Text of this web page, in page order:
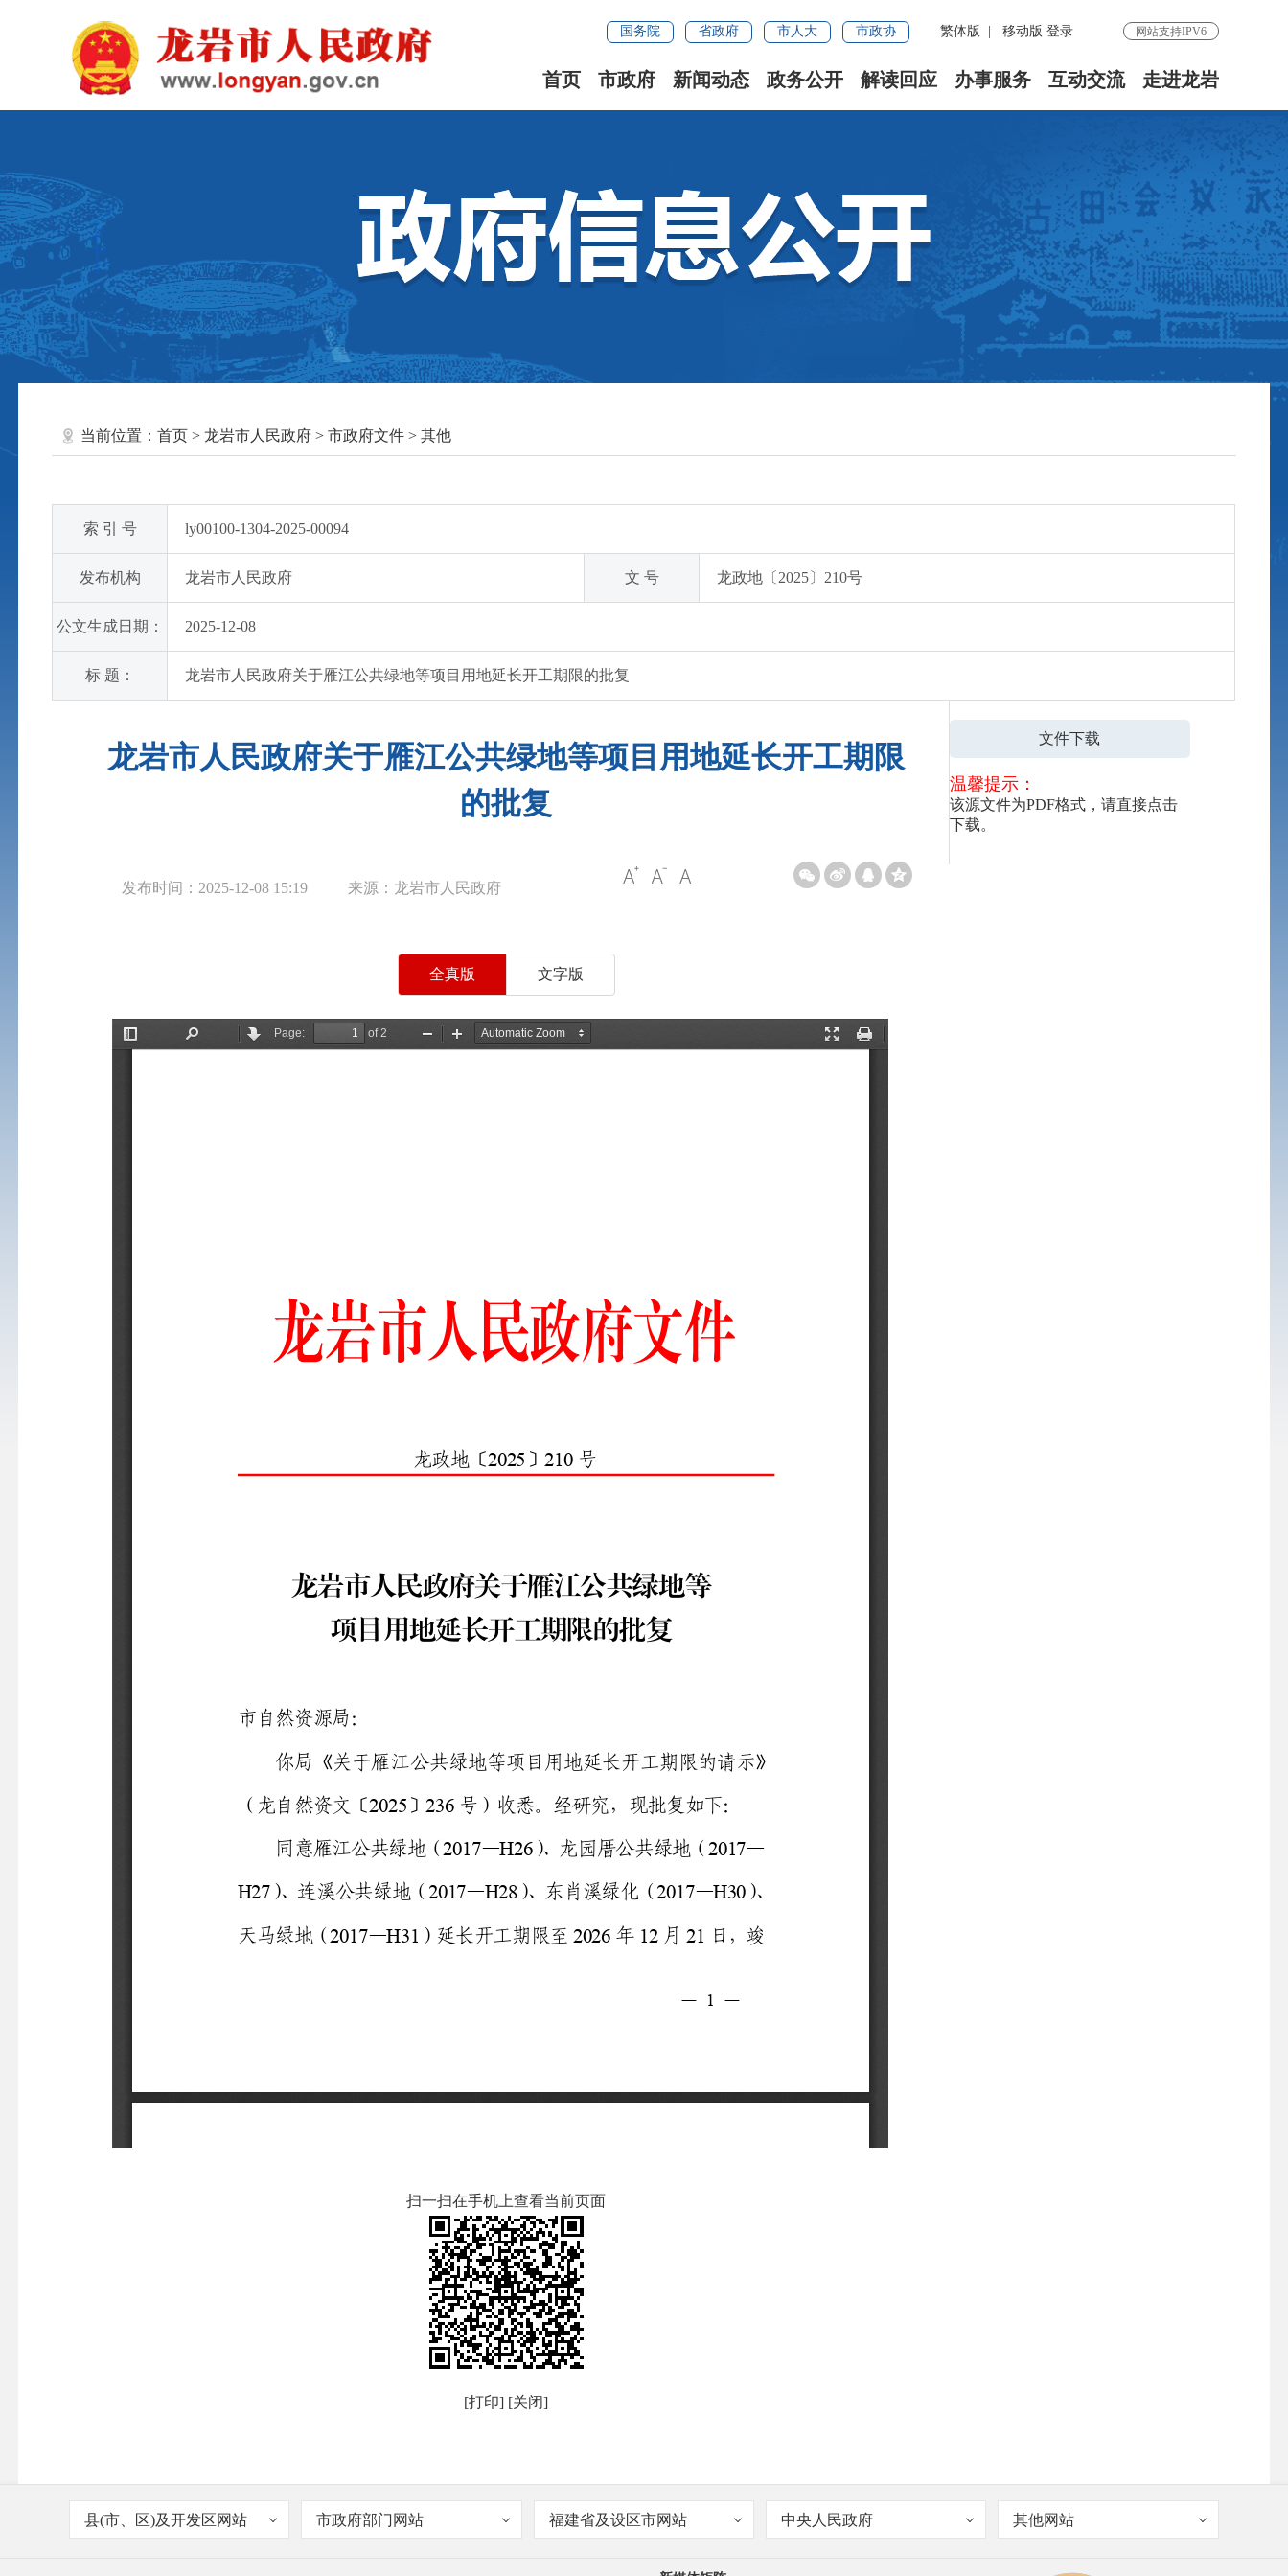
国务院 省政府 市人大 市政协 繁体版 移动版 登录 网站支持IPV6
首页 市政府 新闻动态 政务公开 解读回应 办事服务 互动交流 走进龙岩
当前位置：首页 >龙岩市人民政府 >市政府文件 >其他
索 引 号 ly00100-1304-2025-00094
发布机构 龙岩市人民政府 文 号 龙政地〔2025〕210号
公文生成日期： 2025-12-08
标 题： 龙岩市人民政府关于雁江公共绿地等项目用地延长开工期限的批复
龙岩市人民政府关于雁江公共绿地等项目用地延长开工期限
的批复
发布时间：2025-12-08 15:19 来源：龙岩市人民政府
全真版 文字版
扫一扫在手机上查看当前页面
[打印] [关闭]
文件下载
温馨提示：
该源文件为PDF格式，请直接点击
下载。
县(市、区)及开发区网站 市政府部门网站 福建省及设区市网站 中央人民政府 其他网站